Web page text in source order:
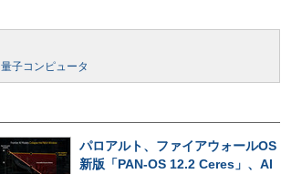
量子コンピュータ
パロアルト、ファイアウォールOS
新版「PAN-OS 12.2 Ceres」、AI